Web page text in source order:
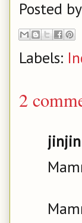
Posted by
Labels:
2
jinjin